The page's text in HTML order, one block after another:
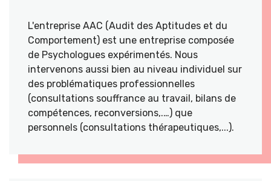
L'entreprise AAC (Audit des Aptitudes et du
Comportement) est une entreprise composée
de Psychologues expérimentés. Nous
intervenons aussi bien au niveau individuel sur
des problématiques professionnelles
(consultations souffrance au travail, bilans de
compétences, reconversions,.…) que
personnels (consultations thérapeutiques,...).